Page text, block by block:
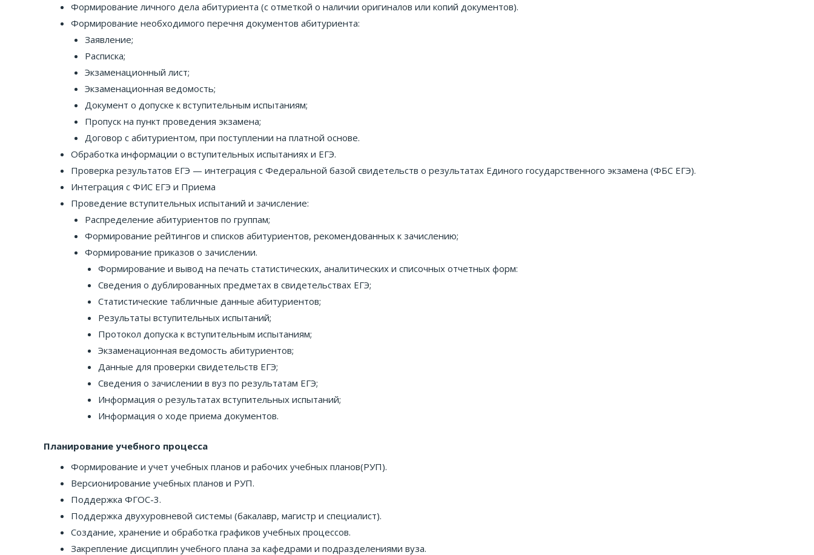
Формирование личного дела абитуриента (с отметкой о наличии оригиналов или копий документов).
Формирование необходимого перечня документов абитуриента:
Заявление;
Расписка;
Экзаменационный лист;
Экзаменационная ведомость;
Документ о допуске к вступительным испытаниям;
Пропуск на пункт проведения экзамена;
Договор с абитуриентом, при поступлении на платной основе.
Обработка информации о вступительных испытаниях и ЕГЭ.
Проверка результатов ЕГЭ — интеграция с Федеральной базой свидетельств о результатах Единого государственного экзамена (ФБС ЕГЭ).
Интеграция с ФИС ЕГЭ и Приема
Проведение вступительных испытаний и зачисление:
Распределение абитуриентов по группам;
Формирование рейтингов и списков абитуриентов, рекомендованных к зачислению;
Формирование приказов о зачислении.
Формирование и вывод на печать статистических, аналитических и списочных отчетных форм:
Сведения о дублированных предметах в свидетельствах ЕГЭ;
Статистические табличные данные абитуриентов;
Результаты вступительных испытаний;
Протокол допуска к вступительным испытаниям;
Экзаменационная ведомость абитуриентов;
Данные для проверки свидетельств ЕГЭ;
Сведения о зачислении в вуз по результатам ЕГЭ;
Информация о результатах вступительных испытаний;
Информация о ходе приема документов.
Планирование учебного процесса
Формирование и учет учебных планов и рабочих учебных планов(РУП).
Версионирование учебных планов и РУП.
Поддержка ФГОС-3.
Поддержка двухуровневой системы (бакалавр, магистр и специалист).
Создание, хранение и обработка графиков учебных процессов.
Закрепление дисциплин учебного плана за кафедрами и подразделениями вуза.